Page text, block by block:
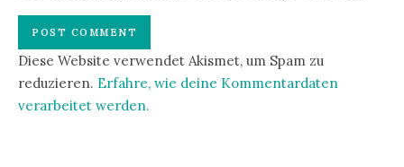
Diese Website verwendet Akismet, um Spam zu
reduzieren. Erfahre, wie deine Kommentardaten
verarbeitet werden.